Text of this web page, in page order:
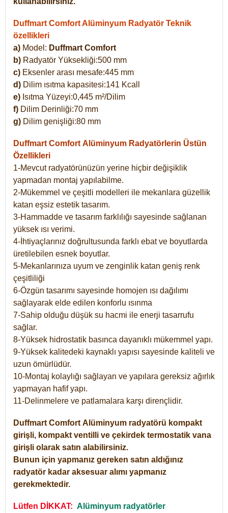
Duffmart Comfort Alüminyum Radyatör Teknik
özellikleri
a) Model: Duffmart Comfort
b) Radyatör Yüksekliği:500 mm
c) Eksenler arası mesafe:445 mm
d) Dilim ısıtma kapasitesi:141 Kcall
e) Isıtma Yüzeyi:0,445 m²/Dilim
f) Dilim Derinliği:70 mm
g) Dilim genişliği:80 mm
Duffmart Comfort Alüminyum Radyatörlerin Üstün
Özellikleri
1-Mevcut radyatörünüzün yerine hiçbir değişiklik
yapmadan montaj yapılabilme.
2-Mükemmel ve çeşitli modelleri ile mekanlara güzellik
katan eşsiz estetik tasarım.
3-Hammadde ve tasarım farklılığı sayesinde sağlanan
yüksek ısı verimi.
4-İhtiyaçlarınız doğrultusunda farklı ebat ve boyutlarda
üretilebilen esnek boyutlar.
5-Mekanlarınıza uyum ve zenginlik katan geniş renk
çeşitliliği
6-Özgün tasarımı sayesinde homojen ısı dağılımı
sağlayarak elde edilen konforlu ısınma
7-Sahip olduğu düşük su hacmi ile enerji tasarrufu
sağlar.
8-Yüksek hidrostatik basınca dayanıklı mükemmel yapı.
9-Yüksek kalitedeki kaynaklı yapısı sayesinde kaliteli ve
uzun ömürlüdür.
10-Montaj kolaylığı sağlayan ve yapılara gereksiz ağırlık
yapmayan hafif yapı.
11-Delinmelere ve patlamalara karşı dirençlidir.
Duffmart Comfort Alüminyum radyatörü kompakt
girişli, kompakt ventilli ve çekirdek termostatik vana
girişli olarak satın alabilirsiniz.
Bunun için yapmanız gereken satın aldığınız
radyatör kadar aksesuar alımı yapmanız
gerekmektedir.
Lütfen DİKKAT: Alüminyum radyatörler